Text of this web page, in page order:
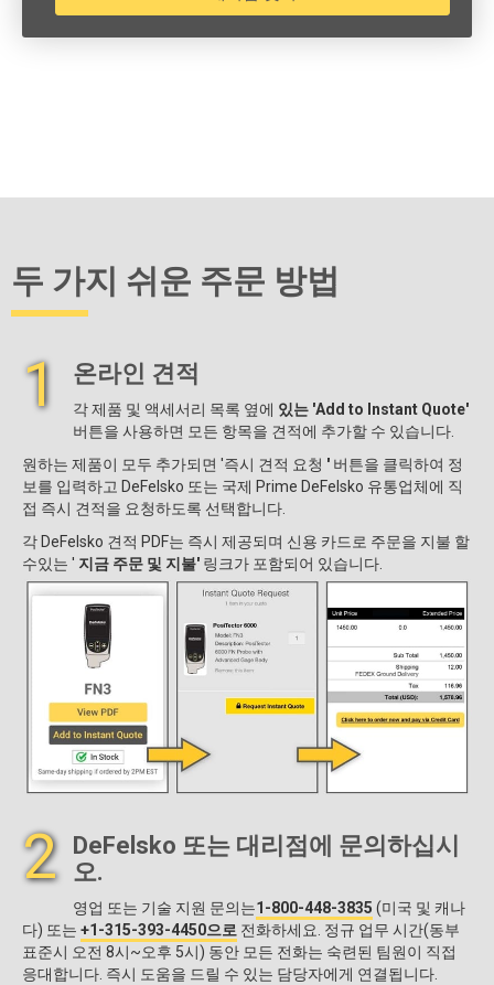
두 가지 쉬운 주문 방법
1 온라인 견적
각 제품 및 액세서리 목록 옆에 있는 'Add to Instant Quote'
버튼을 사용하면 모든 항목을 견적에 추가할 수 있습니다.
원하는 제품이 모두 추가되면 '즉시 견적 요청 ' 버튼을 클릭하여 정
보를 입력하고 DeFelsko 또는 국제 Prime DeFelsko 유통업체에 직
접 즉시 견적을 요청하도록 선택합니다.
각 DeFelsko 견적 PDF는 즉시 제공되며 신용 카드로 주문을 지불 할
수있는 ' 지금 주문 및 지불' 링크가 포함되어 있습니다.
2
DeFelsko 또는 대리점에 문의하십시
오.
영업 또는 기술 지원 문의는1-800-448-3835 (미국 및 캐나
다) 또는 +1-315-393-4450으로 전화하세요. 정규 업무 시간(동부
표준시 오전 8시~오후 5시) 동안 모든 전화는 숙련된 팀원이 직접
응대합니다. 즉시 도움을 드릴 수 있는 담당자에게 연결됩니다.